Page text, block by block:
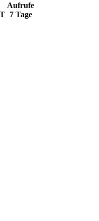
Aufrufe
7 Tage